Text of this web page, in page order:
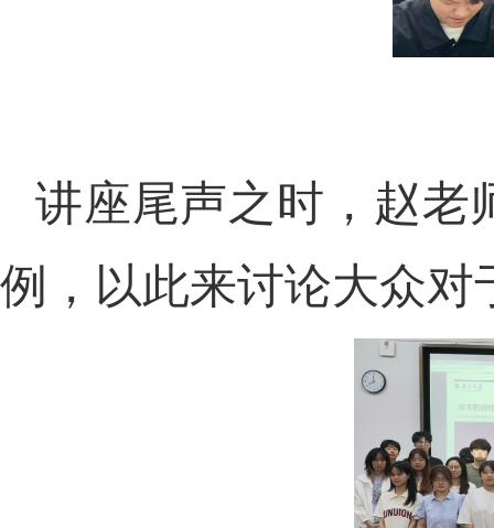
讲座尾声之时，赵老
例，以此来讨论大众对